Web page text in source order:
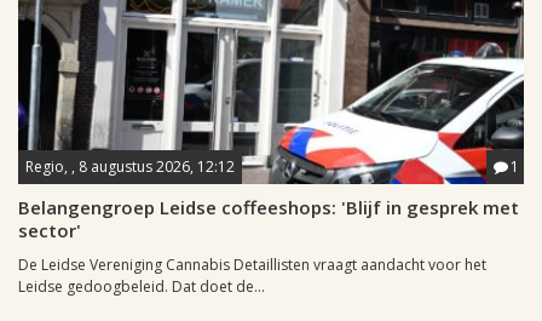
Regio, , 8 augustus 2026, 12:12 1
Belangengroep Leidse coffeeshops: 'Blijf in gesprek met
sector'
De Leidse Vereniging Cannabis Detaillisten vraagt aandacht voor het
Leidse gedoogbeleid. Dat doet de...